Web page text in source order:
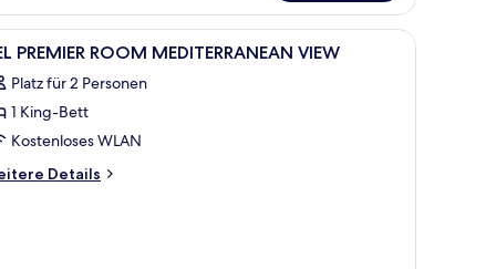
Stuhl, Lampe, Spiegel und einer Pendelleuchte.Hochwertige Bettwaren, Minibar,
2 PREMIER ROOM MEDITERRANEAN VIEW
Platz für 2 Personen
1 King-Bett
Kostenloses WLAN
Details